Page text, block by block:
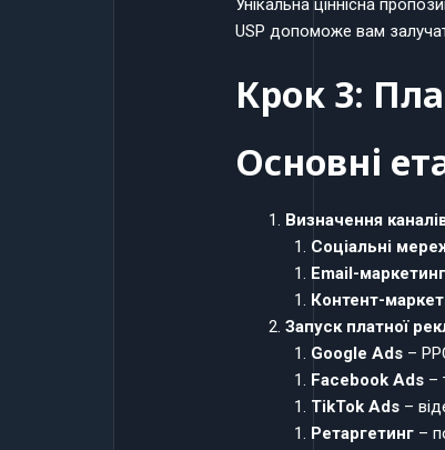
Унікальна ціннісна
USP допоможе вам
Крок 3:
Основні
Визначення
Соціальні
Email-маркетинг
Контент-
Запуск платної
Google Ads–
Facebook Ads–
TikTok Ads–
Ретаргетинг–